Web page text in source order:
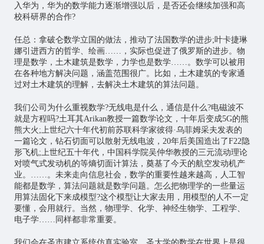
入华为，华为的数学能力逐渐增强以后，是否还会继续加强和高
校科研界的合作?
任总：拿破仑数学立国的做法，推动了法国数学的进步;叶卡捷琳
娜引进西方的哲学、绘画……，实际也促进了俄罗斯的进步。物
理是数学，土木建筑是数学，力学也是数学……。数学可以被用
在各种地方解决问题，涵盖范围很广。比如，土木建筑的专家通
过对土木建筑的理解，去解决土木建筑的算法问题。
我们公司为什么重视数学?无线电是什么，通信是什么?电磁波不
就是方程吗?土耳其Arikan教授一篇数学论文，十年后变成5G的熊
熊大火;上世纪六十年代初前苏联科学家彼得·乌菲姆采夫发表的
一篇论文，钻石切面可以散射无线电波，20年后美国造出了F22隐
形飞机;上世纪五十年代，中国科学院吴仲华教授的三元流动理论
对喷气式发动机的等熵切面计算法，奠基了今天的航空发动机产
业。……。未来走向信息社会，数学的重要性越来越高，人工智
能都是数学，算法问题就是数学问题。怎么把物理学的一些量运
用算法固化下来成模型?这个模型让大家去用，用模型的人不一定
要懂，会用就行。当然，物理学、化学、神经生物学、工程学、
电子学……同样都非常重要。